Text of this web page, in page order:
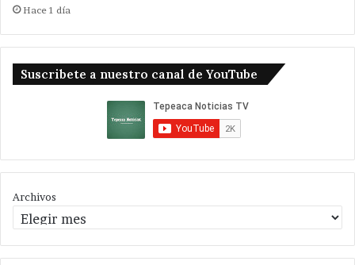
Hace 1 día
Suscribete a nuestro canal de YouTube
Archivos